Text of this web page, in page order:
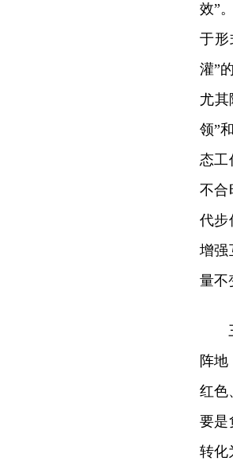
效”
于
灌”
尤其
领”
态工
不合
代步
增强
量不
阵
红色
要是
转化